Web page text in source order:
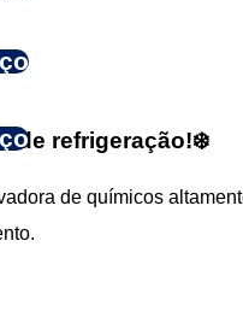
de refrigeração!❄️
de químicos